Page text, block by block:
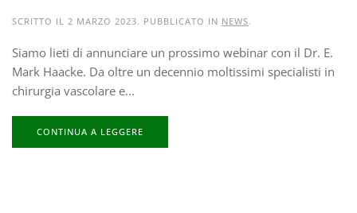
SCRITTO IL 2 MARZO 2023. PUBBLICATO IN NEWS.
Siamo lieti di annunciare un prossimo webinar con il Dr. E.
Mark Haacke. Da oltre un decennio moltissimi specialisti in
chirurgia vascolare e...
CONTINUA A LEGGERE